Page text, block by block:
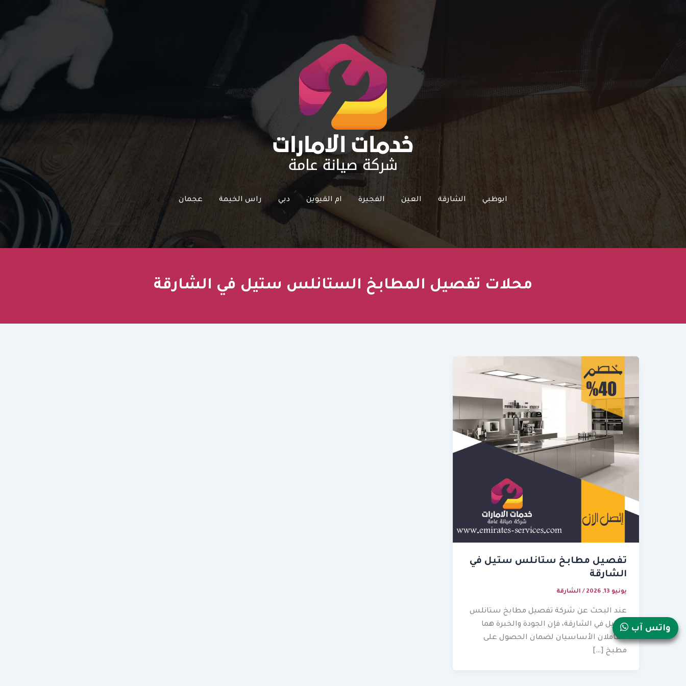
ابوظبي الشارقة العين الفجيرة ام القيوين دبي راس الخيمة عجمان
محلات تفصيل المطابخ الستانلس ستيل في الشارقة
تفصيل مطابخ ستانلس ستيل في
الشارقة
يونيو 13, 2026 / الشارقة
عند البحث عن شركة تفصيل مطابخ ستانلس
ستيل في الشارقة، فإن الجودة والخبرة هما
العاملان الأساسيان لضمان الحصول على
مطبخ […]
واتس آب